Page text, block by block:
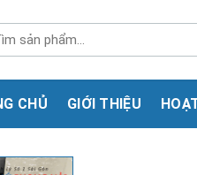
CHỦ GIỚI THIỆU